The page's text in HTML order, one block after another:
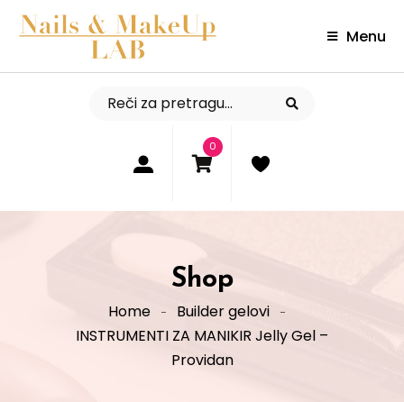
Menu
0
Shop
Home
Builder gelovi
INSTRUMENTI ZA MANIKIR Jelly Gel –
Providan